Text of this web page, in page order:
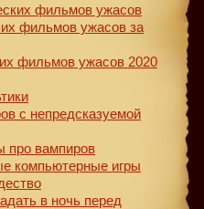
фильмов ужасов
фильмов ужасов за
фильмов ужасов 2020
с непредсказуемой
вампиров
компьютерные игры
в ночь перед